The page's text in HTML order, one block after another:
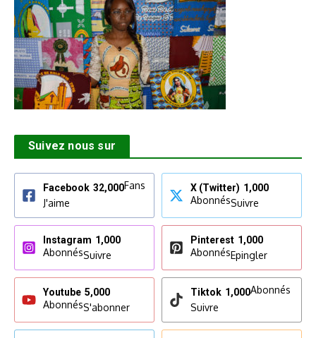
Suivez nous sur
Facebook 32,000Fans
J'aime
X (Twitter) 1,000
AbonnésSuivre
Instagram 1,000
AbonnésSuivre
Pinterest 1,000
AbonnésEpingler
Youtube 5,000
AbonnésS'abonner
Tiktok 1,000Abonnés
Suivre